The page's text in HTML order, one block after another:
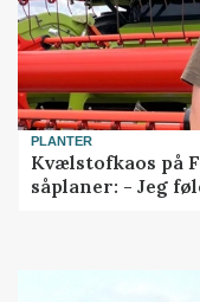
PLANTER
Kvælstofkaos på
såplaner: - Jeg